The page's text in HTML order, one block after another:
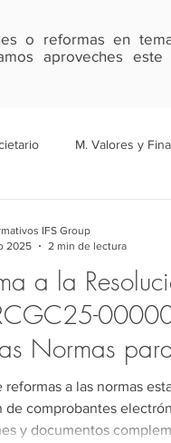
o reformas en
aproveches
M. Valores y
Precios de
a la
Normas
reformas a las normas
de comprobantes
y documentos
IFS Group
2025
2 min de lectura